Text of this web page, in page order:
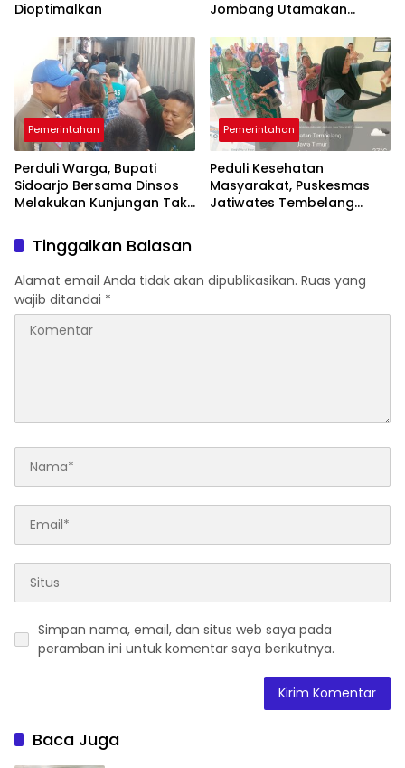
Dioptimalkan
Jombang Utamakan
Rakyat
Pemerintahan
Perduli Warga, Bupati
Sidoarjo Bersama Dinsos
Melakukan Kunjungan Tak
Pemerintahan
Peduli Kesehatan
Masyarakat, Puskesmas
Jatiwates Tembelang
Tinggalkan Balasan
Alamat email Anda tidak akan dipublikasikan. Ruas yang
wajib ditandai *
Simpan nama, email, dan situs web saya pada
peramban ini untuk komentar saya berikutnya.
Baca Juga